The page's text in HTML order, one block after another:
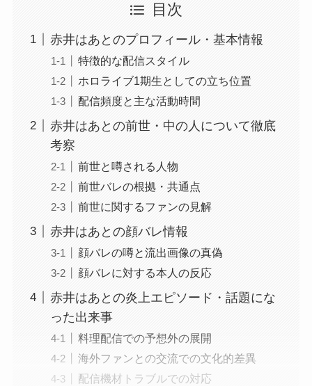
目次
赤井はあとのプロフィール・基本情報
特徴的な配信スタイル
ホロライブ1期生としての立ち位置
配信頻度と主な活動時間
赤井はあとの前世・中の人について徹底
考察
前世と噂される人物
前世バレの根拠・共通点
前世に関するファンの見解
赤井はあとの顔バレ情報
顔バレの噂と流出画像の真偽
顔バレに対する本人の反応
赤井はあとの炎上エピソード・話題にな
った出来事
料理配信での予想外の展開
海外ファンとの交流での文化的差異
配信機材トラブルでの対応